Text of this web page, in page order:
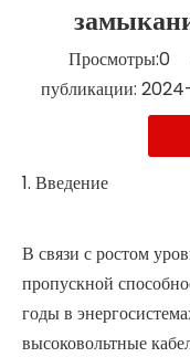
Просмотры:0
публикации:
1. Введение
В связи с ростом
пропускной
годы в
высоковольтные